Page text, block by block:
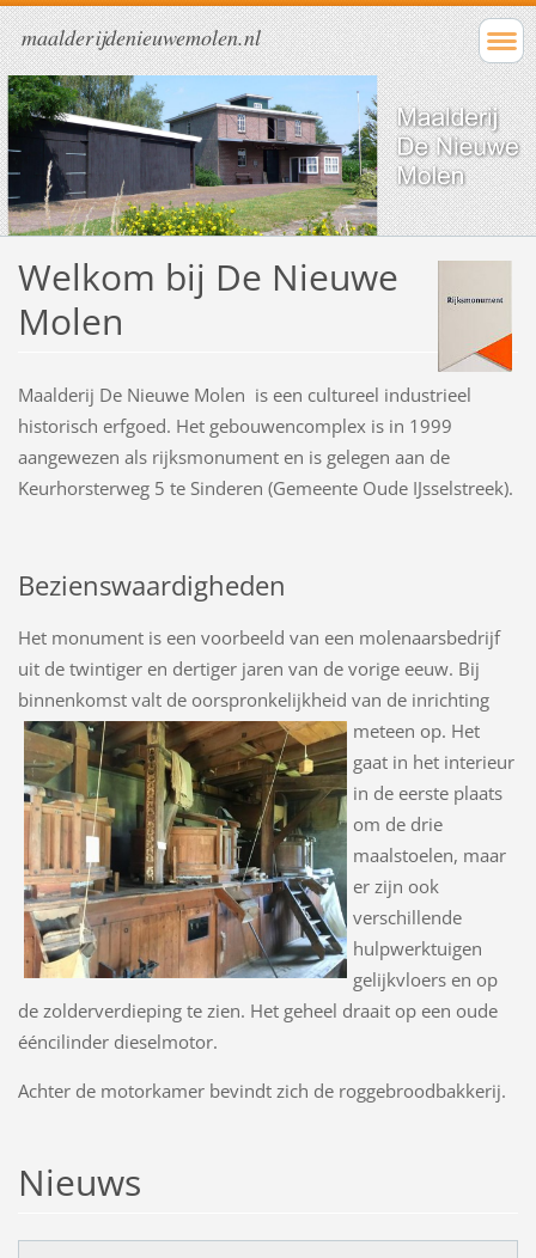
maalderijdenieuwemolen.nl
Welkom bij De Nieuwe
Molen
Maalderij De Nieuwe Molen is een cultureel industrieel
historisch erfgoed. Het gebouwencomplex is in 1999
aangewezen als rijksmonument en is gelegen aan de
Keurhorsterweg 5 te Sinderen (Gemeente Oude IJsselstreek).
Bezienswaardigheden
Het monument is een voorbeeld van een molenaarsbedrijf
uit de twintiger en dertiger jaren van de vorige eeuw. Bij
binnenkomst valt de oorspronkelijkheid van de inrichting
meteen op. Het
gaat in het interieur
in de eerste plaats
om de drie
maalstoelen, maar
er zijn ook
verschillende
hulpwerktuigen
gelijkvloers en op
de zolderverdieping te zien. Het geheel draait op een oude
ééncilinder dieselmotor.
Achter de motorkamer bevindt zich de roggebroodbakkerij.
Nieuws